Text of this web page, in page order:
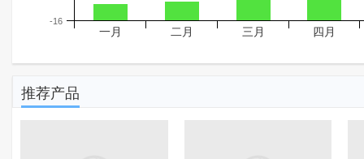
一月 二月 三月 四月
-16
推荐产品